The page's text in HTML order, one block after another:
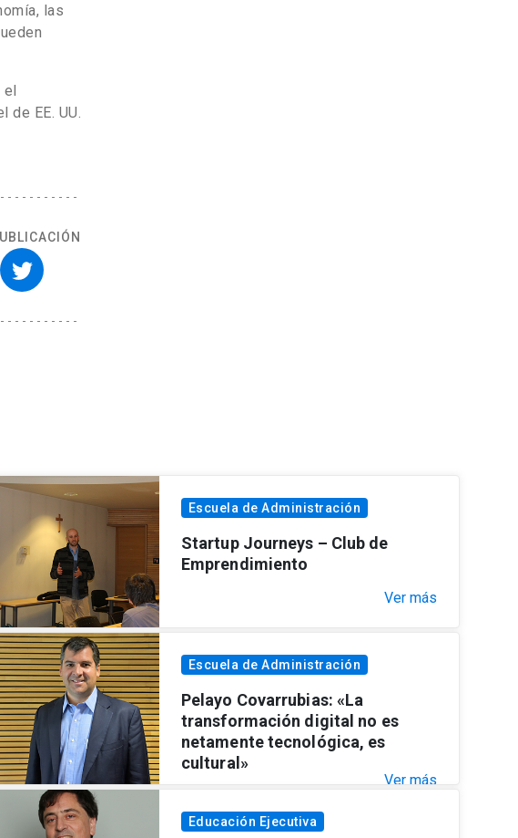
las
el
EE. UU.
Escuela de Administración
Startup Journeys – Club de
Emprendimiento
Ver más
Escuela de Administración
Pelayo Covarrubias: «La
transformación digital no es
netamente tecnológica, es
cultural»
Ver más
Educación Ejecutiva